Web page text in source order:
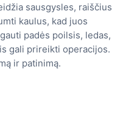
sausgysles, raiščius
kaulus, kad juos
padės poilsis, ledas,
gali prireikti operacijos.
ir patinimą.